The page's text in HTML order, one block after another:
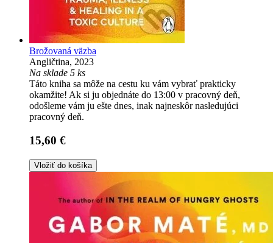
Brožovaná väzba
Angličtina, 2023
Na sklade 5 ks
Táto kniha sa môže na cestu ku vám vybrať prakticky
okamžite! Ak si ju objednáte do 13:00 v pracovný deň,
odošleme vám ju ešte dnes, inak najneskôr nasledujúci
pracovný deň.
15,60 €
Vložiť do košíka